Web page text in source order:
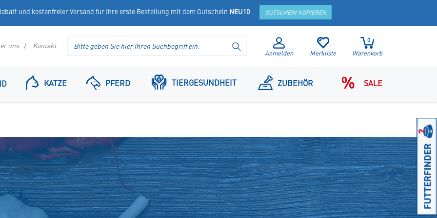
und kostenfreier Versand für Ihre erste Bestellung mit dem Gutschein NEU10 GUTSCHEIN KOPIEREN
Anmelden Merkliste
0
Warenkorb
SUCHE STARTEN
uns Kontakt
KATZE PFERD TIERGESUNDHEIT ZUBEHÖR SALE